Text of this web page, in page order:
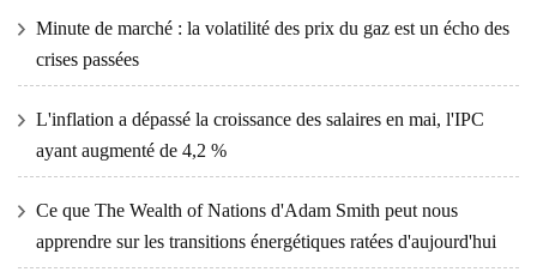
Minute de marché : la volatilité des prix du gaz est un écho des
crises passées
L'inflation a dépassé la croissance des salaires en mai, l'IPC
ayant augmenté de 4,2 %
Ce que The Wealth of Nations d'Adam Smith peut nous
apprendre sur les transitions énergétiques ratées d'aujourd'hui